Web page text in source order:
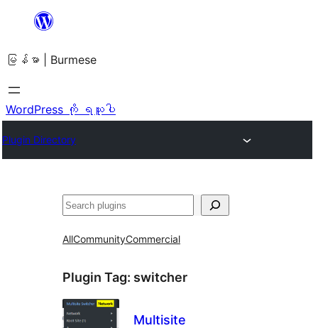
အကြောင်းအရာ
ကျော်သွား
ရန်
မြန်မာ | Burmese
WordPress ကို ရယူပါ
Plugin Directory
ရှာ
AllCommunityCommercial
Plugin Tag: switcher
Multisite